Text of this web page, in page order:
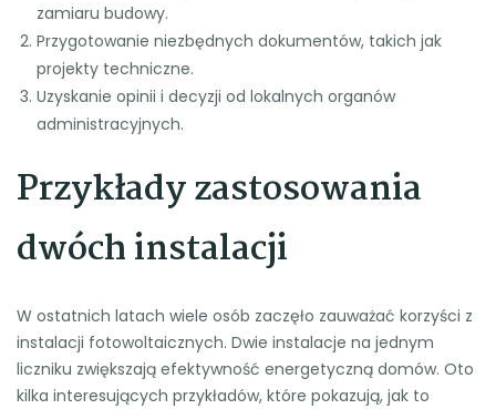
zamiaru budowy.
Przygotowanie niezbędnych dokumentów, takich jak
projekty techniczne.
Uzyskanie opinii i decyzji od lokalnych organów
administracyjnych.
Przykłady zastosowania
dwóch instalacji
W ostatnich latach wiele osób zaczęło zauważać korzyści z
instalacji fotowoltaicznych. Dwie instalacje na jednym
liczniku zwiększają efektywność energetyczną domów. Oto
kilka interesujących przykładów, które pokazują, jak to